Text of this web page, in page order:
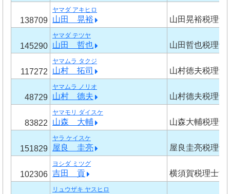
138709
ヤマダ アキヒロ
山田 晃裕 山田晃裕税理士
145290
ヤマダ テツヤ
山田 哲也 山田哲也税理士
117272
ヤマムラ タクジ
山村 拓司 山村徳夫税理士
48729
ヤマムラ ノリオ
山村 德夫 山村德夫税理士
83822
ヤマモリ ダイスケ
山森 大輔 山森大輔税理士
151829
ヤラ ケイスケ
屋良 圭亮 屋良圭亮税理士
102306
ヨシダ ミツグ
吉田 貢 横須賀税理士法
リュウザキ ヤスヒロ